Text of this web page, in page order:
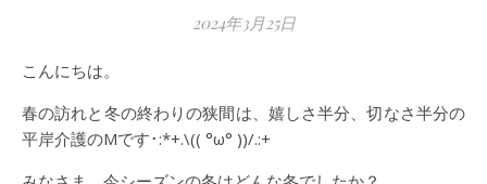
2024年3月25日
こんにちは。
春の訪れと冬の終わりの狭間は、嬉しさ半分、切なさ半分の
平岸介護のMです･:*+.\(( °ω° ))/.:+